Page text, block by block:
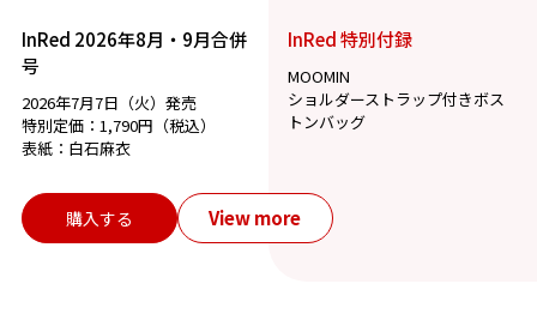
InRed 2026年8月・9月合併
号
2026年7月7日（火）発売
特別定価：1,790円（税込）
表紙：白石麻衣
InRed 特別付録
MOOMIN
ショルダーストラップ付きボス
トンバッグ
購入する View more